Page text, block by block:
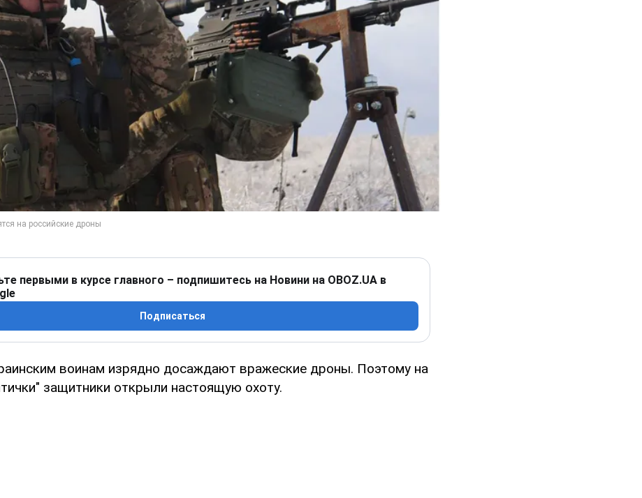
первыми в курсе главного – подпишитесь на Новини на OBOZ.UA в
Подписаться
воинам изрядно досаждают вражеские дроны. Поэтому на
защитники открыли настоящую охоту.